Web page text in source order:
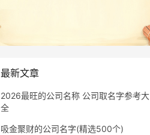
最新文章
2026最旺的公司名称 公司取名字参考大
全
吸金聚财的公司名字(精选500个)